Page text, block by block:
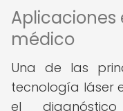
médico
Una de las
tecnología láser
el